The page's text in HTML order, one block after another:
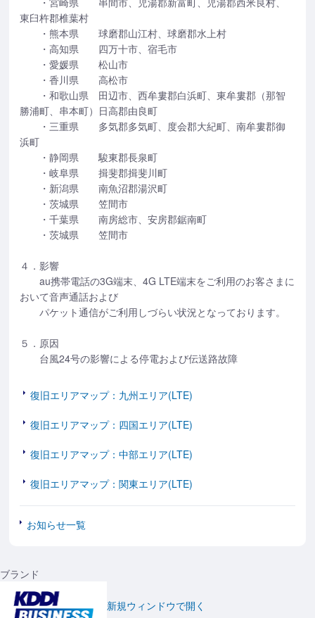
東臼杵郡椎葉村
・熊本県 球磨郡山江村、球磨郡水上村
・高知県 四万十市、宿毛市
・愛媛県 松山市
・香川県 高松市
・和歌山県 田辺市、西牟婁郡白浜町、東牟婁郡（那智
勝浦町、串本町）日高郡由良町
・三重県 多気郡多気町、度会郡大紀町、南牟婁郡御
浜町
・静岡県 駿東郡長泉町
・岐阜県 揖斐郡揖斐川町
・新潟県 南魚沼郡湯沢町
・茨城県 笠間市
・千葉県 南房総市、安房郡鋸南町
・茨城県 笠間市
４．影響
au携帯電話の3G端末、4G LTE端末をご利用のお客さまに
おいて音声通話および
パケット通信がご利用しづらい状況となっております。
５．原因
台風24号の影響による停電および伝送路故障
復旧エリアマップ：九州エリア(LTE)
復旧エリアマップ：四国エリア(LTE)
復旧エリアマップ：中部エリア(LTE)
復旧エリアマップ：関東エリア(LTE)
お知らせ一覧
ブランド
新規ウィンドウで開く